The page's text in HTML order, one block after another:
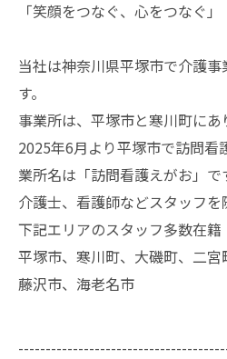
「笑顔をつなぐ、心をつなぐ」
当社は神奈川県平塚市で介護
す。
事業所は、平塚市と寒川町にあ
2025年6月より平塚市で訪問看
業所名は「訪問看護えがお」で
介護士、看護師などスタッフを
下記エリアのスタッフ多数在籍
平塚市、寒川町、大磯町、二宮
藤沢市、海老名市